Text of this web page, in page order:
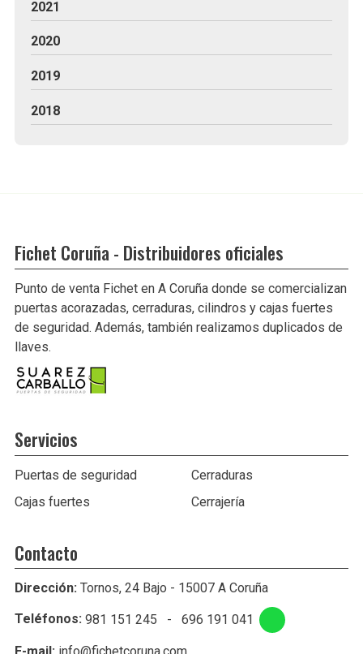
2021
2020
2019
2018
Fichet Coruña - Distribuidores oficiales
Punto de venta Fichet en A Coruña donde se comercializan
puertas acorazadas, cerraduras, cilindros y cajas fuertes
de seguridad. Además, también realizamos duplicados de
llaves.
Servicios
Puertas de seguridad
Cerraduras
Cajas fuertes
Cerrajería
Contacto
Dirección: Tornos, 24 Bajo - 15007 A Coruña
Teléfonos: 981 151 245 - 696 191 041